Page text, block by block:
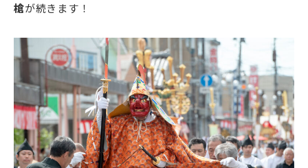
槍が続きます！